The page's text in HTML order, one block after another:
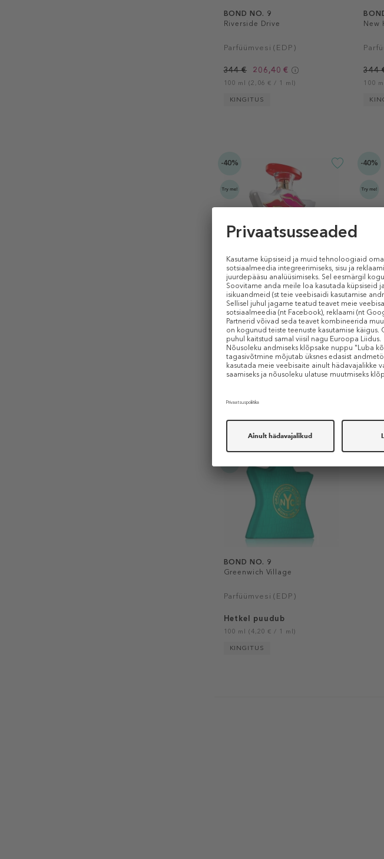
BOND NO. 9
Riverside Drive
Parfüümvesi (EDP)
344 € 206,40 €
100 ml (2,06 € / 1 ml)
KINGITUS
New
344
100
-40%
BOND NO. 9
Nolita
Parfüümvesi (EDP)
420 € 252 €
100 ml (2,52 € / 1 ml)
KINGITUS
-40%
401
100
BOND NO. 9
Greenwich Village
Parfüümvesi (EDP)
Hetkel puudub
100 ml (4,20 € / 1 ml)
KINGITUS